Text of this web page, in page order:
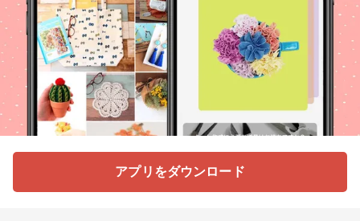
アプリをダウンロード